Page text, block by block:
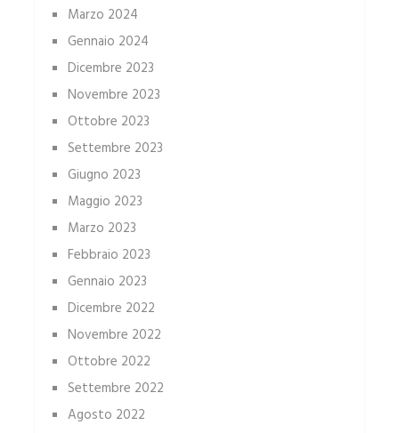
Marzo 2024
Gennaio 2024
Dicembre 2023
Novembre 2023
Ottobre 2023
Settembre 2023
Giugno 2023
Maggio 2023
Marzo 2023
Febbraio 2023
Gennaio 2023
Dicembre 2022
Novembre 2022
Ottobre 2022
Settembre 2022
Agosto 2022